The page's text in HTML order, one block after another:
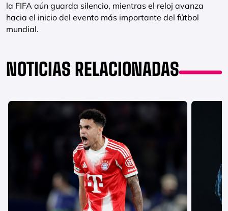
la FIFA aún guarda silencio, mientras el reloj avanza
hacia el inicio del evento más importante del fútbol
mundial.
NOTICIAS RELACIONADAS